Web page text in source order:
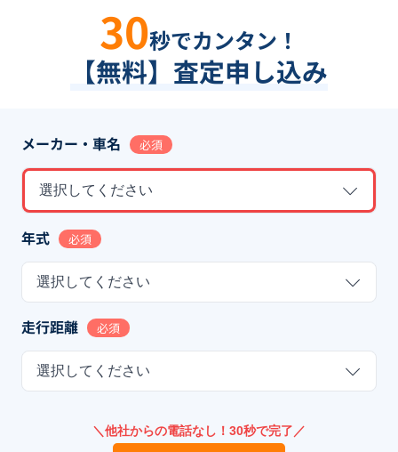
30秒でカンタン！
【無料】査定申し込み
メーカー・車名 必須
選択してください
年式 必須
選択してください
走行距離 必須
選択してください
＼他社からの電話なし！30秒で完了／